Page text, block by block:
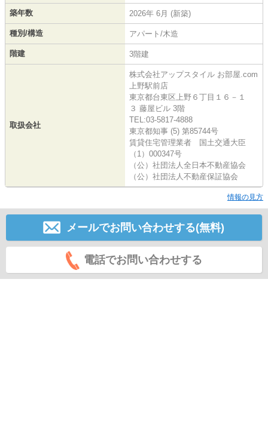
築年数 2026年 6月 (新築)
種別/構造 アパート/木造
階建 3階建
取扱会社
株式会社アップスタイル お部屋.com
上野駅前店
東京都台東区上野６丁目１６－１
３ 藤屋ビル 3階
TEL:03-5817-4888
東京都知事 (5) 第85744号
賃貸住宅管理業者 国土交通大臣
（1）000347号
（公）社団法人全日本不動産協会
（公）社団法人不動産保証協会
情報の見方
メールでお問い合わせする(無料)
電話でお問い合わせする